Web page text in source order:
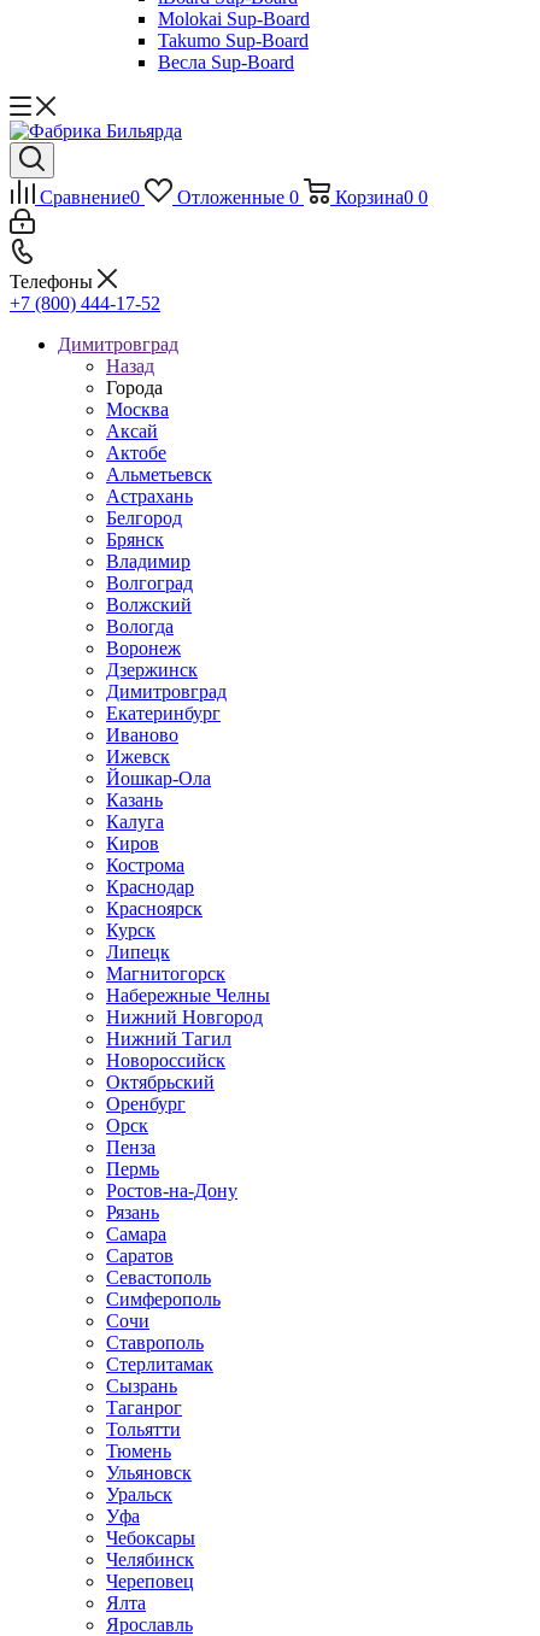
Molokai Sup-Board
Takumo Sup-Board
Весла Sup-Board
Сравнение0 Отложенные 0 Корзина0 0
Телефоны
+7 (800) 444-17-52
Димитровград
Назад
Города
Москва
Аксай
Актобе
Альметьевск
Астрахань
Белгород
Брянск
Владимир
Волгоград
Волжский
Вологда
Воронеж
Дзержинск
Димитровград
Екатеринбург
Иваново
Ижевск
Йошкар-Ола
Казань
Калуга
Киров
Кострома
Краснодар
Красноярск
Курск
Липецк
Магнитогорск
Набережные Челны
Нижний Новгород
Нижний Тагил
Новороссийск
Октябрьский
Оренбург
Орск
Пенза
Пермь
Ростов-на-Дону
Рязань
Самара
Саратов
Севастополь
Симферополь
Сочи
Ставрополь
Стерлитамак
Сызрань
Таганрог
Тольятти
Тюмень
Ульяновск
Уральск
Уфа
Чебоксары
Челябинск
Череповец
Ялта
Ярославль